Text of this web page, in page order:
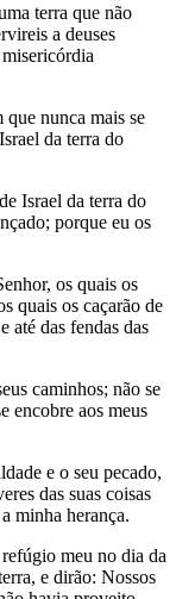
terra que não
a deuses
que nunca mais se
da terra do
Israel da terra do
porque eu os
os quais os
quais os caçarão de
até das fendas das
caminhos; não se
encobre aos meus
e o seu pecado,
das suas coisas
minha herança.
meu no dia da
e dirão: Nossos